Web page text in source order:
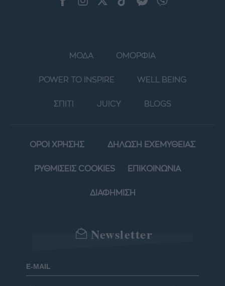
ΜΟΔΑ ΟΜΟΡΦΙΑ
POWER TO INSPIRE WELL BEING
ΣΠΙΤΙ JUICY BLOGS
ΟΡΟΙ ΧΡΗΣΗΣ ΔΗΛΩΣΗ ΕΧΕΜΥΘΕΙΑΣ
ΡΥΘΜΙΣΕΙΣ COOKIES ΕΠΙΚΟΙΝΩΝΙΑ
ΔΙΑΦΗΜΙΣΗ
Newsletter